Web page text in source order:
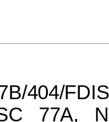
404/
77A,